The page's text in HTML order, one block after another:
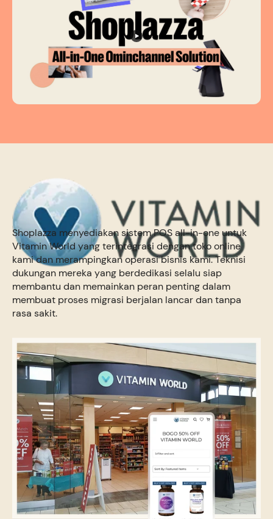
Shoplazza menyediakan sistem POS all-in-one untuk
Vitamin World yang terintegrasi dengan toko online
kami dan merampingkan operasi bisnis kami. Teknisi
dukungan mereka yang berdedikasi selalu siap
membantu dan memainkan peran penting dalam
membuat proses migrasi berjalan lancar dan tanpa
rasa sakit.